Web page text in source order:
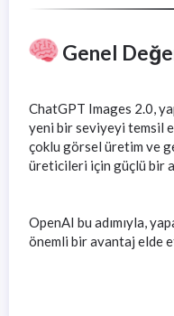
Genel
ChatGPT Images 2.0,
yeni bir seviyeyi temsil
çoklu görsel üretim ve
üreticileri için güçlü bir
OpenAI bu adımıyla,
önemli bir avantaj elde